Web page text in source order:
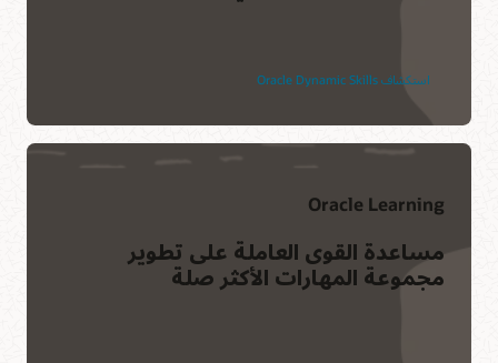
استكشاف Oracle Dynamic Skills‏
Oracle Learning
مساعدة القوى العاملة على تطوير
مجموعة المهارات الأكثر صلة